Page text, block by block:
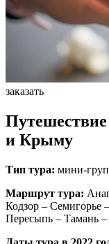
заказать
и Крыму
Тип тура: мини-
Маршрут тура:
Кодзор – Семигорье
Пересыпь – Тамань